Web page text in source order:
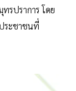
รปราการ โดย
ระชาชนที่